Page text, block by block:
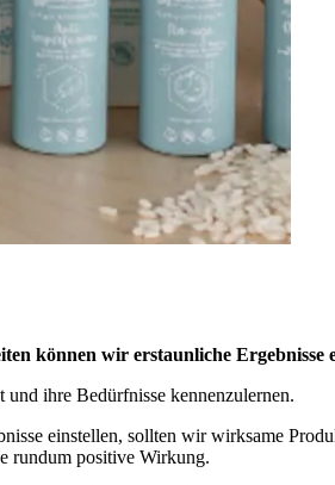
können wir erstaunliche Ergebnisse
und ihre Bedürfnisse kennenzulernen.
einstellen, sollten wir wirksame
rundum positive Wirkung.